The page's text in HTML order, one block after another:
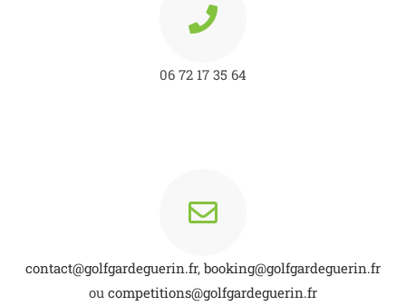
06 72 17 35 64
contact@golfgardeguerin.fr, booking@golfgardeguerin.fr
ou competitions@golfgardeguerin.fr